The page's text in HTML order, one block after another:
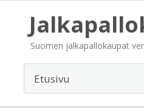
Suomen jalkapallokaupat